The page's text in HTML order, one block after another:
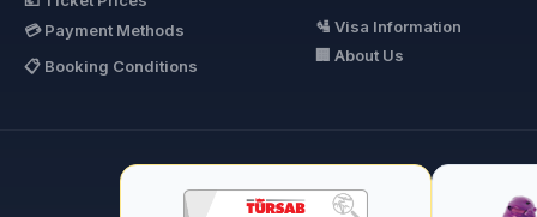
💳 Payment Methods
📋 Booking Conditions
🛂 Visa Information
🏢 About Us